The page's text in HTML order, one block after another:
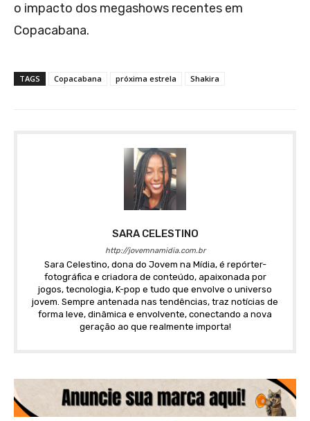
o impacto dos megashows recentes em
Copacabana.
TAGS Copacabana próxima estrela Shakira
SARA CELESTINO
http://jovemnamidia.com.br
Sara Celestino, dona do Jovem na Mídia, é repórter-
fotográfica e criadora de conteúdo, apaixonada por
jogos, tecnologia, K-pop e tudo que envolve o universo
jovem. Sempre antenada nas tendências, traz notícias de
forma leve, dinâmica e envolvente, conectando a nova
geração ao que realmente importa!